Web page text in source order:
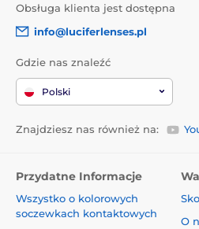
Obsługa klienta jest dostępna
info@luciferlenses.pl
Gdzie nas znaleźć
Polski
Znajdziesz nas również na:
Przydatne Informacje
Wszystko o kolorowych
soczewkach kontaktowych
O